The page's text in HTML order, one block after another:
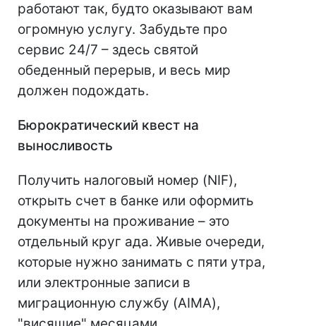
работают так, будто оказывают вам
огромную услугу. Забудьте про
сервис 24/7 – здесь святой
обеденный перерыв, и весь мир
должен подождать.
Бюрократический квест на
выносливость
Получить налоговый номер (NIF),
открыть счет в банке или оформить
документы на проживание – это
отдельный круг ада. Живые очереди,
которые нужно занимать с пяти утра,
или электронные записи в
миграционную службу (AIMA),